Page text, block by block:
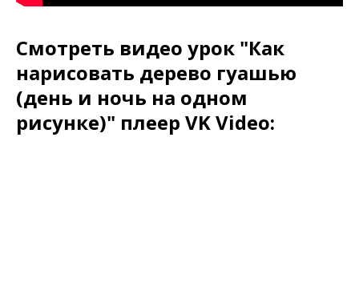
Смотреть видео урок "Как
нарисовать дерево гуашью
(день и ночь на одном
рисунке)" плеер VK Video: